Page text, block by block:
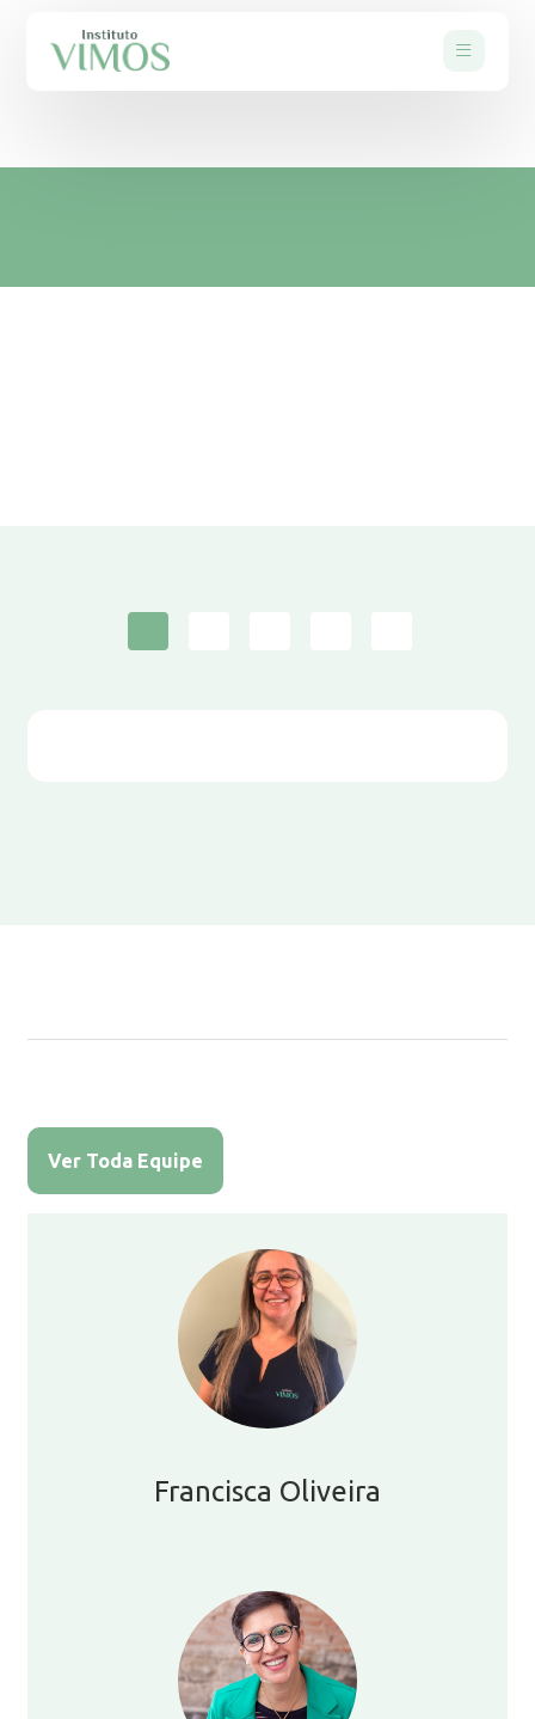
Ver Toda Equipe
Francisca Oliveira